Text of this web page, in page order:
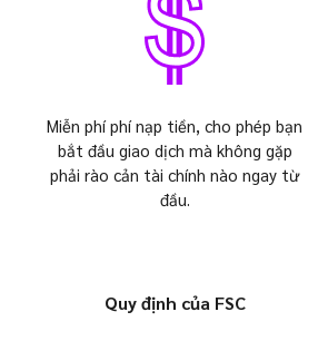
Miễn phí phí nạp tiền, cho phép bạn
bắt đầu giao dịch mà không gặp
phải rào cản tài chính nào ngay từ
đầu.
Quy định của FSC